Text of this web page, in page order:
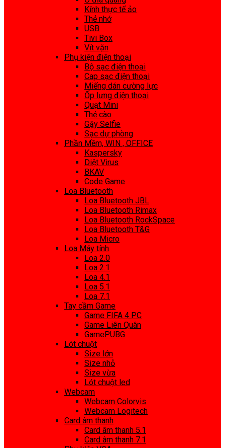
Kính thực tế ảo
Thẻ nhớ
USB
Tivi Box
Vít vặn
Phụ kiện điện thoại
Bộ sạc điện thoại
Cap sạc điện thoại
Miếng dán cường lực
Ốp lưng điện thoại
Quạt Mini
Thẻ cào
Gậy Selfie
Sạc dự phòng
Phần Mềm, WIN , OFFICE
Kaspersky
Diệt Virus
BKAV
Code Game
Loa Bluetooth
Loa Bluetooth JBL
Loa Bluetooth Rimax
Loa Bluetooth RockSpace
Loa Bluetooth T&G
Loa Micro
Loa Máy tính
Loa 2.0
Loa 2.1
Loa 4.1
Loa 5.1
Loa 7.1
Tay cầm Game
Game FIFA 4 PC
Game Liên Quân
GamePUBG
Lót chuột
Size lớn
Size nhỏ
Size vừa
Lót chuột led
Webcam
Webcam Colorvis
Webcam Logitech
Card âm thanh
Card âm thanh 5.1
Card âm thanh 7.1